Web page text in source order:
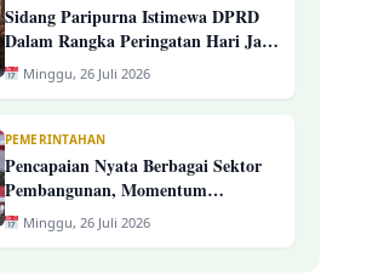
Sidang Paripurna Istimewa DPRD
Dalam Rangka Peringatan Hari Jadi
Ke-394 Kab. Tasikmalaya
Minggu, 26 Juli 2026
PEMERINTAHAN
Pencapaian Nyata Berbagai Sektor
Pembangunan, Momentum
Peringatan Hari Jadi Ke-394
Kabupaten Tasikmalaya
Minggu, 26 Juli 2026